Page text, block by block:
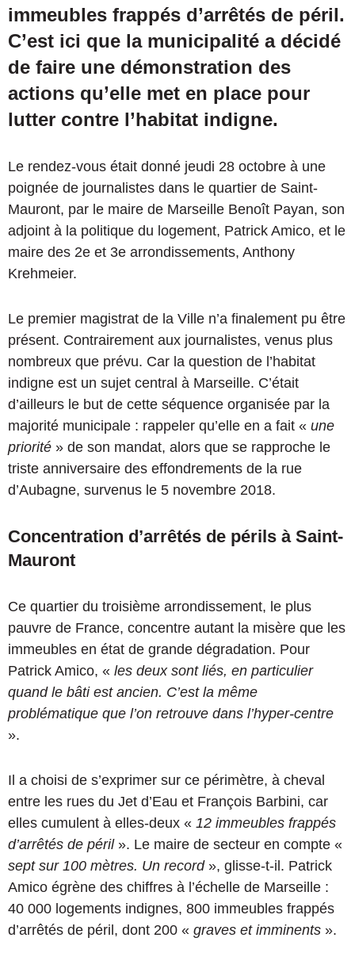
immeubles frappés d’arrêtés de péril.
C’est ici que la municipalité a décidé
de faire une démonstration des
actions qu’elle met en place pour
lutter contre l’habitat indigne.
Le rendez-vous était donné jeudi 28 octobre à une
poignée de journalistes dans le quartier de Saint-
Mauront, par le maire de Marseille Benoît Payan, son
adjoint à la politique du logement, Patrick Amico, et le
maire des 2e et 3e arrondissements, Anthony
Krehmeier.
Le premier magistrat de la Ville n’a finalement pu être
présent. Contrairement aux journalistes, venus plus
nombreux que prévu. Car la question de l’habitat
indigne est un sujet central à Marseille. C’était
d’ailleurs le but de cette séquence organisée par la
majorité municipale : rappeler qu’elle en a fait « une
priorité » de son mandat, alors que se rapproche le
triste anniversaire des effondrements de la rue
d’Aubagne, survenus le 5 novembre 2018.
Concentration d’arrêtés de périls à Saint-
Mauront
Ce quartier du troisième arrondissement, le plus
pauvre de France, concentre autant la misère que les
immeubles en état de grande dégradation. Pour
Patrick Amico, « les deux sont liés, en particulier
quand le bâti est ancien. C’est la même
problématique que l’on retrouve dans l’hyper-centre
».
Il a choisi de s’exprimer sur ce périmètre, à cheval
entre les rues du Jet d’Eau et François Barbini, car
elles cumulent à elles-deux « 12 immeubles frappés
d’arrêtés de péril». Le maire de secteur en compte «
sept sur 100 mètres. Un record», glisse-t-il. Patrick
Amico égrène des chiffres à l’échelle de Marseille :
40 000 logements indignes, 800 immeubles frappés
d’arrêtés de péril, dont 200 « graves et imminents ».